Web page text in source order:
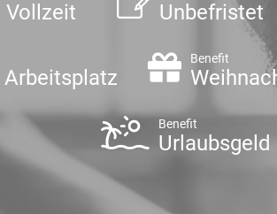
Vollzeit Unbefristet
Benefit
Benefit
Urlaubsgeld